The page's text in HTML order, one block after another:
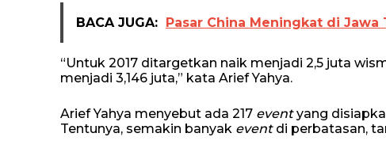
BACA JUGA: Pasar China Meningkat di
“Untuk 2017 ditargetkan naik menjadi 2,5 juta
menjadi 3,146 juta,” kata Arief Yahya.
Arief Yahya menyebut ada 217 eventyang
Tentunya, semakin banyak eventdi perbatasan,